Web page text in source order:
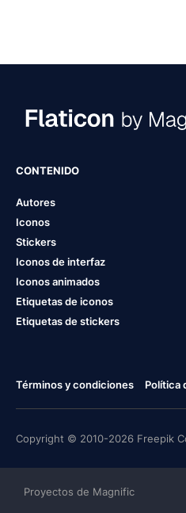
CONTENIDO
Autores
Iconos
Stickers
Iconos de interfaz
Iconos animados
Etiquetas de iconos
Etiquetas de stickers
Términos y condiciones Política
Copyright © 2010-2026 Freepik
Proyectos de Magnific